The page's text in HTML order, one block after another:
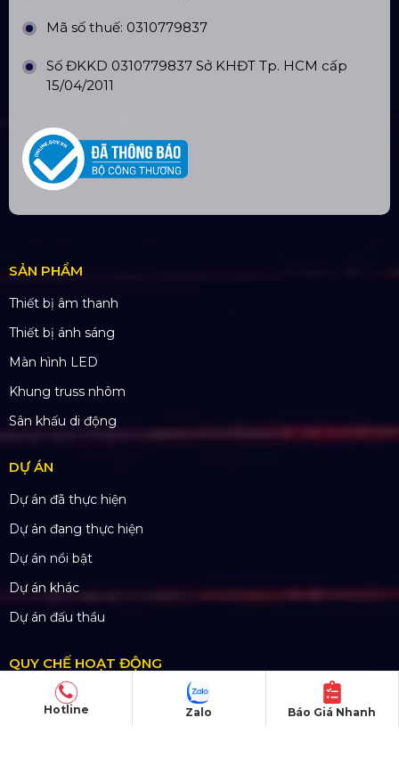
Mã số thuế: 0310779837
Số ĐKKD 0310779837 Sở KHĐT Tp. HCM cấp
15/04/2011
SẢN PHẨM
Thiết bị âm thanh
Thiết bị ánh sáng
Màn hình LED
Khung truss nhôm
Sân khấu di động
DỰ ÁN
Dự án đã thực hiện
Dự án đang thực hiện
Dự án nổi bật
Dự án khác
Dự án đấu thầu
QUY CHẾ HOẠT ĐỘNG
Chính Sách & Điều khoản
Chính sách bảo mật
Hotline Báo Giá Nhanh
Zalo